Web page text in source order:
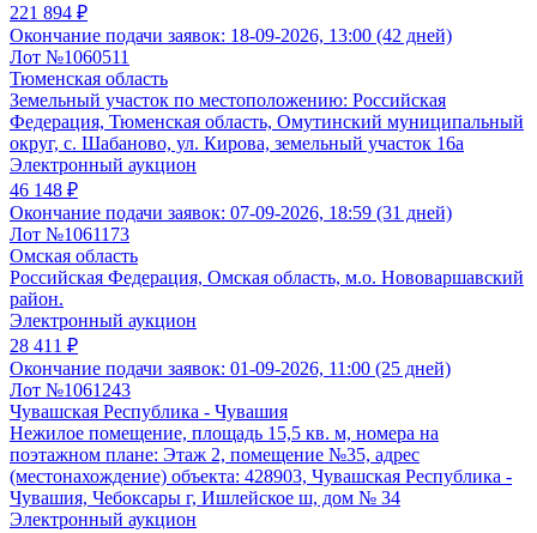
221 894 ₽
Окончание подачи заявок: 18-09-2026, 13:00 (42 дней)
Лот №1060511
Тюменская область
Земельный участок по местоположению: Российская
Федерация, Тюменская область, Омутинский муниципальный
округ, с. Шабаново, ул. Кирова, земельный участок 16а
Электронный аукцион
46 148 ₽
Окончание подачи заявок: 07-09-2026, 18:59 (31 дней)
Лот №1061173
Омская область
Российская Федерация, Омская область, м.о. Нововаршавский
район.
Электронный аукцион
28 411 ₽
Окончание подачи заявок: 01-09-2026, 11:00 (25 дней)
Лот №1061243
Чувашская Республика - Чувашия
Нежилое помещение, площадь 15,5 кв. м, номера на
поэтажном плане: Этаж 2, помещение №35, адрес
(местонахождение) объекта: 428903, Чувашская Республика -
Чувашия, Чебоксары г, Ишлейское ш, дом № 34
Электронный аукцион